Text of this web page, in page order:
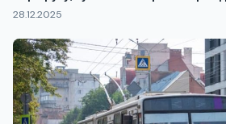
28.12.2025